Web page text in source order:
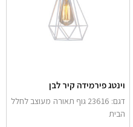
וינטג פירמידה קיר לבן
דגם: 23616 גוף תאורה מעוצב לחלל
הבית